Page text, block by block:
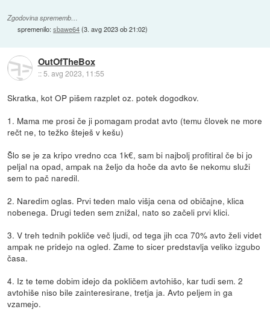
Zgodovina sprememb…
spremenilo:sbawe64(3. avg 2023 ob 21:02)
OutOfTheBox
::5. avg 2023, 11:55
Skratka, kot OP pišem razplet oz. potek dogodkov.
1. Mama me prosi če ji pomagam prodat avto (temu človek ne more
rečt ne, to težko šteješ v kešu)
Šlo se je za kripo vredno cca 1k€, sam bi najbolj profitiral če bi jo
peljal na opad, ampak na željo da hoče da avto še nekomu služi
sem to pač naredil.
2. Naredim oglas. Prvi teden malo višja cena od običajne, klica
nobenega. Drugi teden sem znižal, nato so začeli prvi klici.
3. V treh tednih pokliče več ljudi, od tega jih cca 70% avto želi videt
ampak ne pridejo na ogled. Zame to sicer predstavlja veliko izgubo
časa.
4. Iz te teme dobim idejo da pokličem avtohišo, kar tudi sem. 2
avtohiše niso bile zainteresirane, tretja ja. Avto peljem in ga
vzamejo.